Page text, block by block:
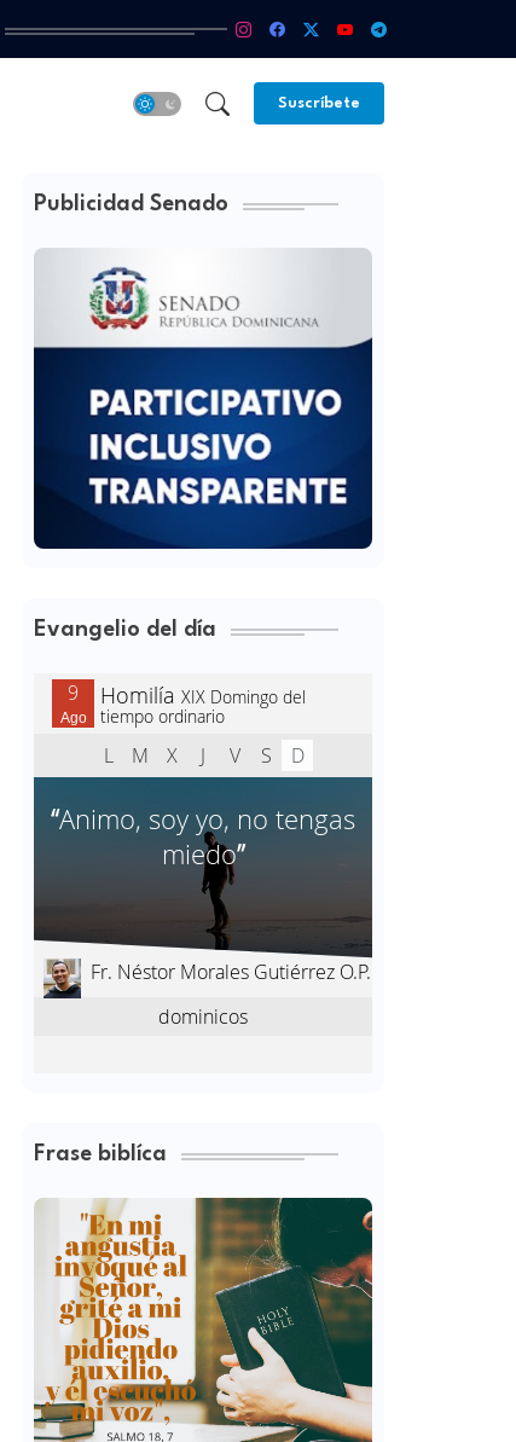
Suscríbete
Publicidad Senado
Evangelio del día
Frase biblíca